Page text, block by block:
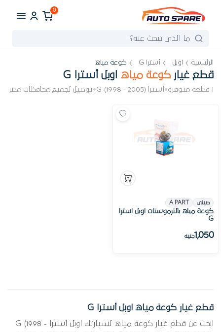
0
الرئيسية اوبل أسترا G كوعة مياه
قطع غيار كوعة مياه اوبل أسترا G
1 قطعة متوفرة •أسترا G (1998 - 2005) •توصيل لجميع محافظات مصر
صينى A PART
كوعة مياه بالثرموستات اوبل استرا
G
1,050جنيه
قطع غيار كوعة مياه اوبل أسترا G
ابحث عن قطع غيار كوعة مياه لسيارتك اوبل أسترا G (1998 -